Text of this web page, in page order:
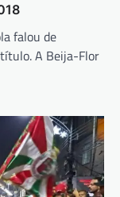
falou de
A Beija-Flor